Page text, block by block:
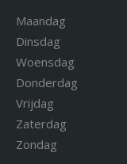
Maandag
Dinsdag
Woensdag
Donderdag
Vrijdag
Zaterdag
Zondag